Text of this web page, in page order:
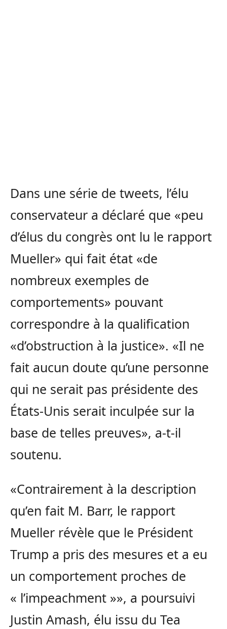
Dans une série de tweets, l’élu
conservateur a déclaré que «peu
d’élus du congrès ont lu le rapport
Mueller» qui fait état «de
nombreux exemples de
comportements» pouvant
correspondre à la qualification
«d’obstruction à la justice». «Il ne
fait aucun doute qu’une personne
qui ne serait pas présidente des
États-Unis serait inculpée sur la
base de telles preuves», a-t-il
soutenu.
«Contrairement à la description
qu’en fait M. Barr, le rapport
Mueller révèle que le Président
Trump a pris des mesures et a eu
un comportement proches de
« l’impeachment »», a poursuivi
Justin Amash, élu issu du Tea